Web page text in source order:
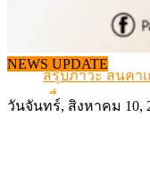
NEWS UPDATE
เดินหน้าดัน “ร
สรุปภาวะ สินค้า
เมื่อเกษตรกรถู
วันจันทร์, สิงหาคม 10,